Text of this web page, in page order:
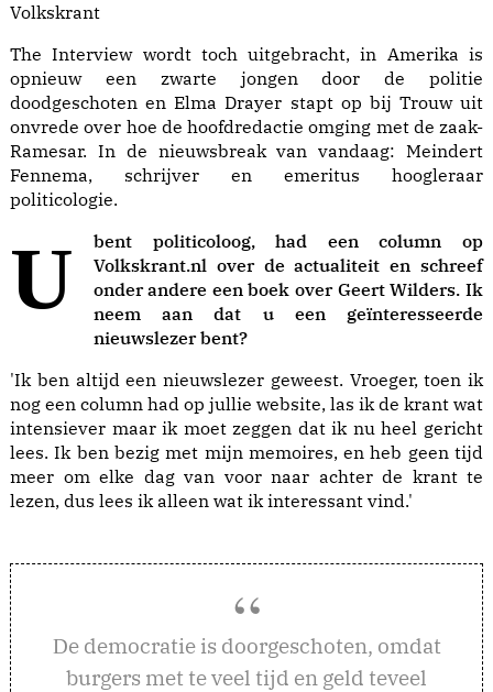
Volkskrant
The Interview wordt toch uitgebracht, in Amerika is
opnieuw een zwarte jongen door de politie
doodgeschoten en Elma Drayer stapt op bij Trouw uit
onvrede over hoe de hoofdredactie omging met de zaak-
Ramesar. In de nieuwsbreak van vandaag: Meindert
Fennema, schrijver en emeritus hoogleraar
politicologie.
U bent politicoloog, had een column op
Volkskrant.nl over de actualiteit en schreef
onder andere een boek over Geert Wilders. Ik
neem aan dat u een geïnteresseerde
nieuwslezer bent?
'Ik ben altijd een nieuwslezer geweest. Vroeger, toen ik
nog een column had op jullie website, las ik de krant wat
intensiever maar ik moet zeggen dat ik nu heel gericht
lees. Ik ben bezig met mijn memoires, en heb geen tijd
meer om elke dag van voor naar achter de krant te
lezen, dus lees ik alleen wat ik interessant vind.'
De democratie is doorgeschoten, omdat
burgers met te veel tijd en geld teveel